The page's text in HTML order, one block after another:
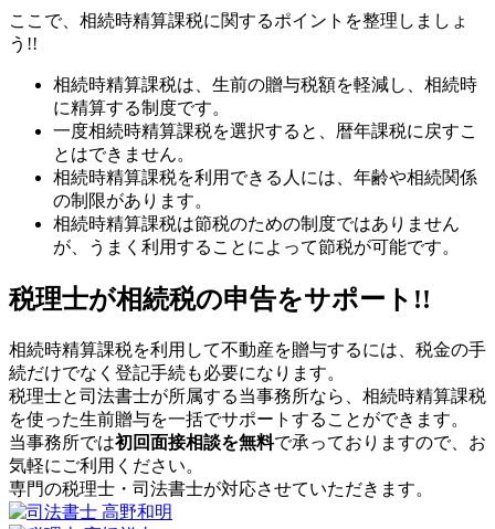
ここで、相続時精算課税に関するポイントを整理しましょ
う!!
相続時精算課税は、生前の贈与税額を軽減し、相続時
に精算する制度です。
一度相続時精算課税を選択すると、暦年課税に戻すこ
とはできません。
相続時精算課税を利用できる人には、年齢や相続関係
の制限があります。
相続時精算課税は節税のための制度ではありません
が、うまく利用することによって節税が可能です。
税理士が相続税の申告をサポート!!
相続時精算課税を利用して不動産を贈与するには、税金の手
続だけでなく登記手続も必要になります。
税理士と司法書士が所属する当事務所なら、相続時精算課税
を使った生前贈与を一括でサポートすることができます。
当事務所では初回面接相談を無料で承っておりますので、お
気軽にご利用ください。
専門の税理士・司法書士が対応させていただきます。